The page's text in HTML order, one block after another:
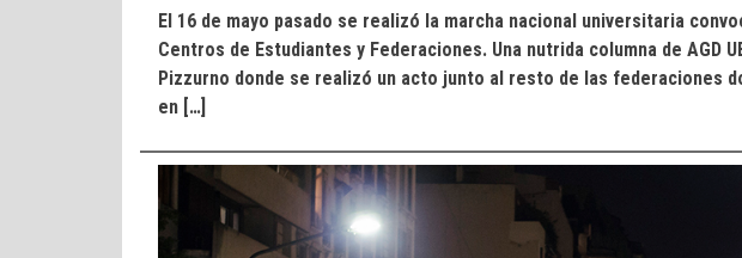
El 16 de mayo pasado se realizó la marcha nacional universitaria
Centros de Estudiantes y Federaciones. Una nutrida columna de AGD
Pizzurno donde se realizó un acto junto al resto de las federaciones
en […]